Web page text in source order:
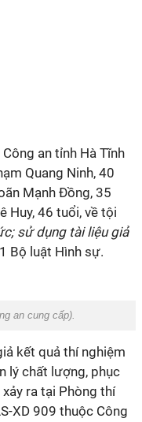
an tỉnh Hà Tĩnh
Quang Ninh, 40
Mạnh Đồng, 35
Huy, 46 tuổi, về tội
sử dụng tài liệu giả
Bộ luật Hình sự.
an cung cấp).
kết quả thí nghiệm
lý chất lượng, phục
ra tại Phòng thí
XD 909 thuộc Công